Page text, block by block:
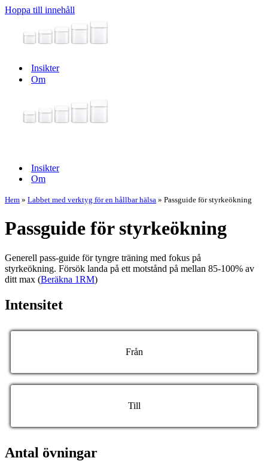
Hoppa till innehåll
Insikter
Om
Insikter
Om
Hem » Labbet med verktyg för en hållbar hälsa » Passguide för styrkeökning
Passguide för styrkeökning
Generell pass-guide för tyngre träning med fokus på
styrkeökning. Försök landa på ett motstånd på mellan 85-100% av
ditt max (Beräkna 1RM)
Intensitet
Från
Till
Antal övningar